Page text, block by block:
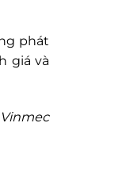
phát
giá và
Vinmec